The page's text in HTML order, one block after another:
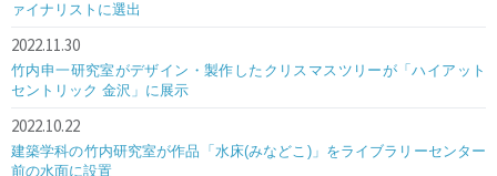
ァイナリストに選出
2022.11.30
竹内申一研究室がデザイン・製作したクリスマスツリーが「ハイアット
セントリック 金沢」に展示
2022.10.22
建築学科の竹内研究室が作品「水床(みなどこ)」をライブラリーセンター
前の水面に設置